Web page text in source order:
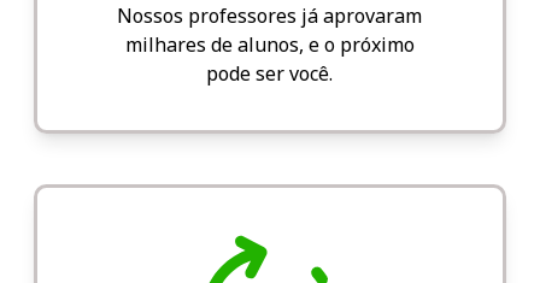
Nossos professores já aprovaram
milhares de alunos, e o próximo
pode ser você.